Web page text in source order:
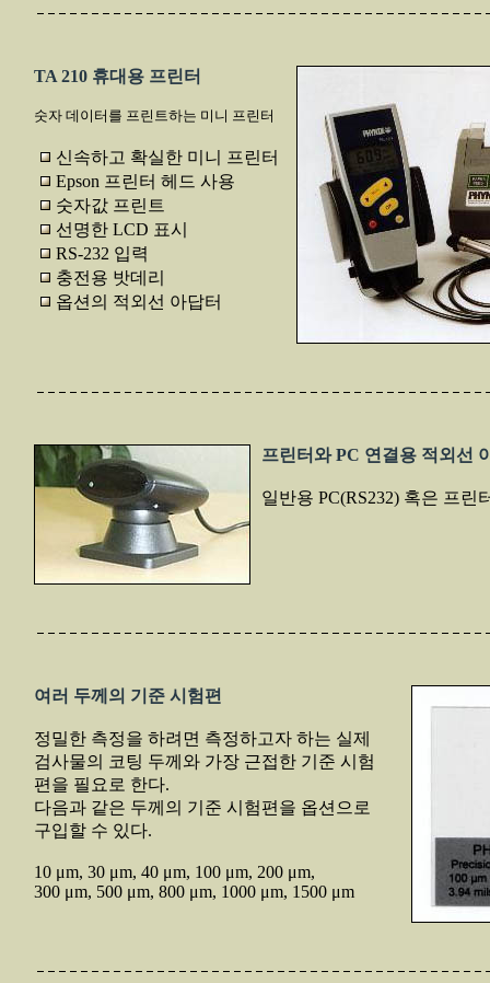
TA 210 휴대용 프린터
숫자 데이터를 프린트하는 미니 프린터
신속하고 확실한 미니 프린터
Epson 프린터 헤드 사용
숫자값 프린트
선명한 LCD 표시
RS-232 입력
충전용 밧데리
옵션의 적외선 아답터
프린터와 PC 연결용 적외선
일반용 PC(RS232) 혹은 프린
여러 두께의 기준 시험편
정밀한 측정을 하려면 측정하고자 하는 실제
검사물의 코팅 두께와 가장 근접한 기준 시험
편을 필요로 한다.
다음과 같은 두께의 기준 시험편을 옵션으로
구입할 수 있다.
10 μm, 30 μm, 40 μm, 100 μm, 200 μm,
300 μm, 500 μm, 800 μm, 1000 μm, 1500 μm